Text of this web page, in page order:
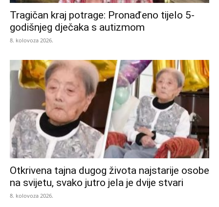
Tragičan kraj potrage: Pronađeno tijelo 5-
godišnjeg dječaka s autizmom
8. kolovoza 2026.
Otkrivena tajna dugog života najstarije osobe
na svijetu, svako jutro jela je dvije stvari
8. kolovoza 2026.